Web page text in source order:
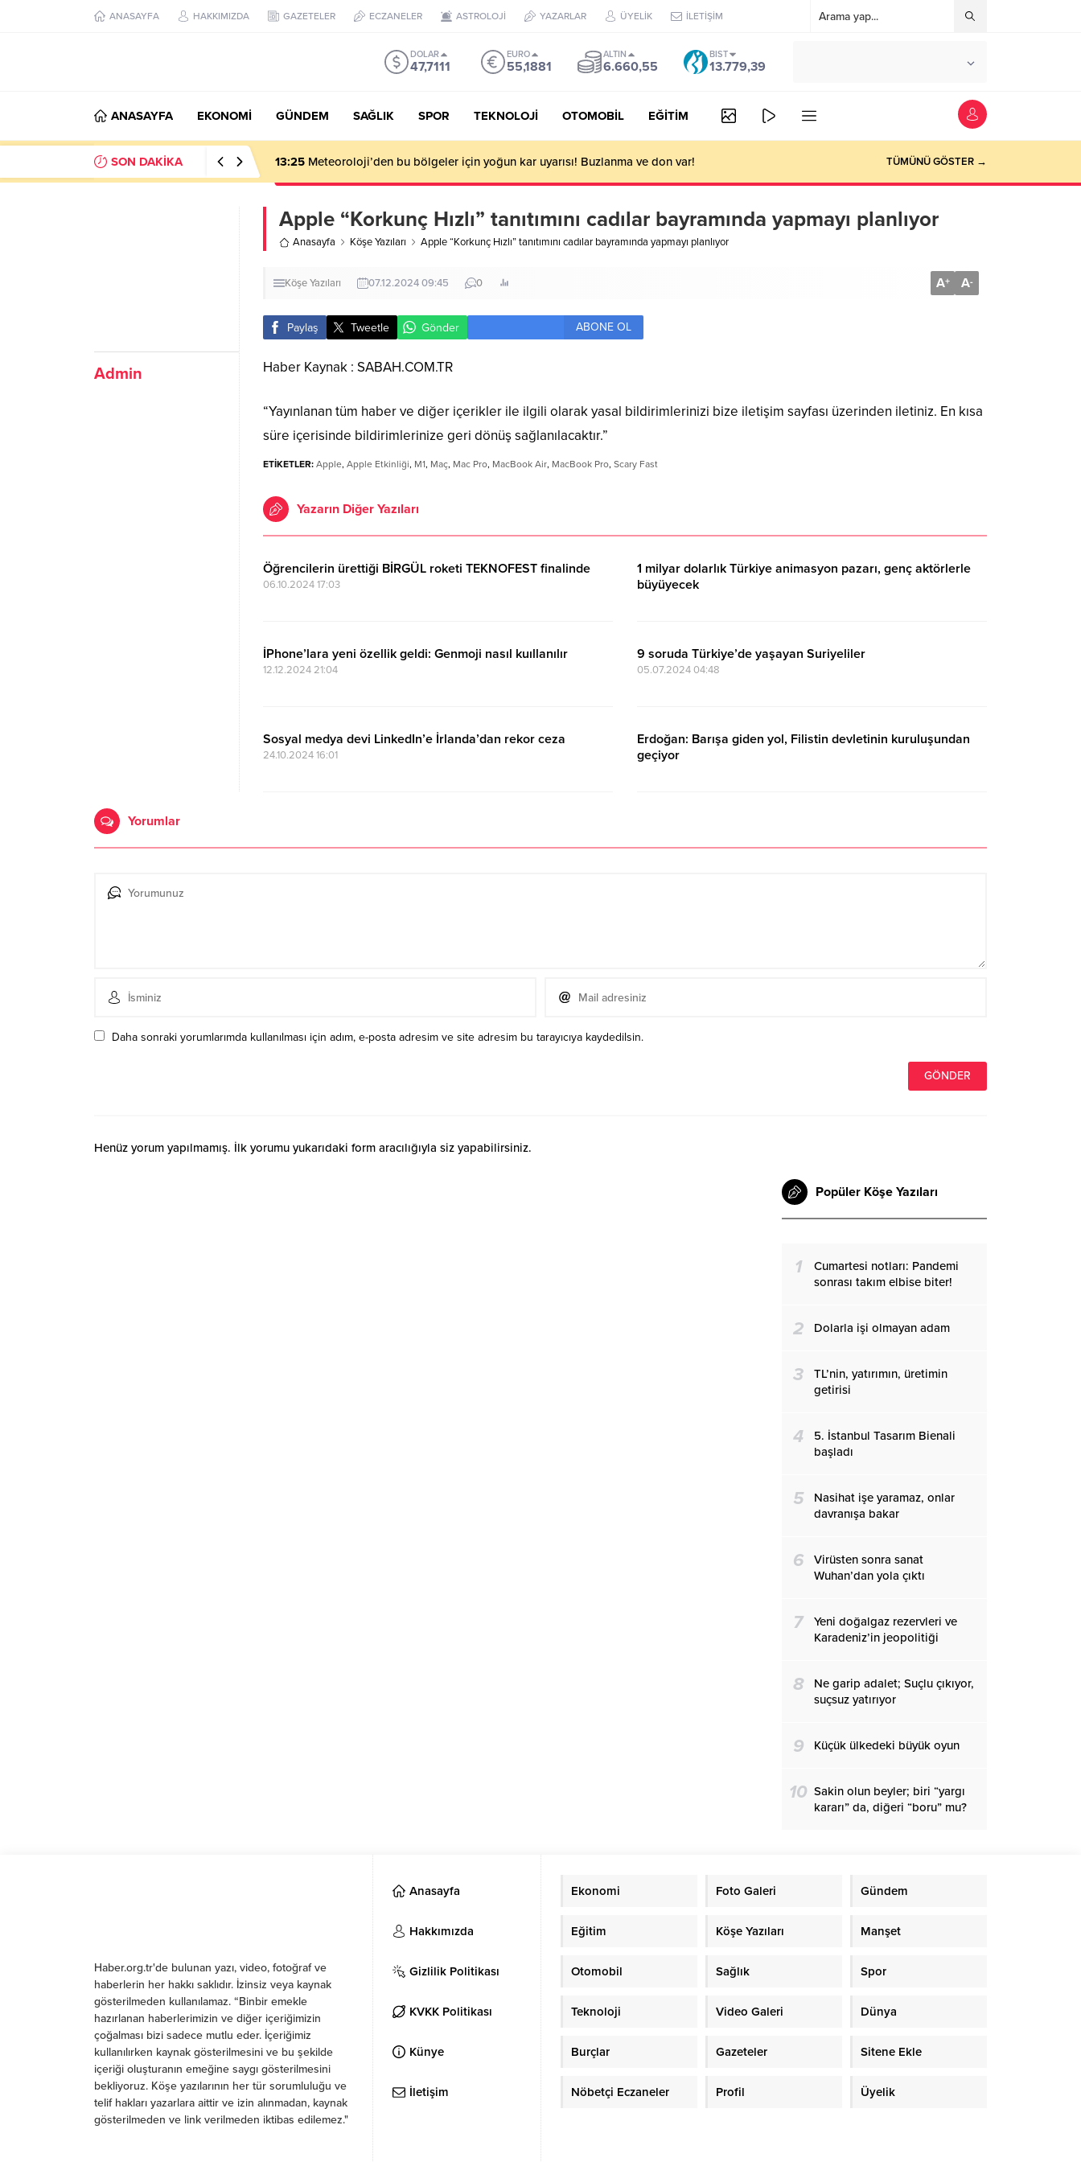
ANASAYFA HAKKIMIZDA GAZETELER ECZANELER ASTROLOJİ YAZARLAR ÜYELİK İLETİŞİM
DOLAR
47,7111
EURO
55,1881
ALTIN
6.660,55
BIST
13.779,39
ANASAYFA EKONOMİ GÜNDEM SAĞLIK SPOR TEKNOLOJİ OTOMOBİL EĞİTİM
SON DAKİKA 13:25 Meteoroloji’den bu bölgeler için yoğun kar uyarısı! Buzlanma ve don var! TÜMÜNÜ GÖSTER →
Admin
Apple “Korkunç Hızlı” tanıtımını cadılar bayramında yapmayı planlıyor
Anasayfa Köşe Yazıları Apple “Korkunç Hızlı” tanıtımını cadılar bayramında yapmayı planlıyor
Köşe Yazıları 07.12.2024 09:45 0 A+ A-
Paylaş Tweetle Gönder ABONE OL
Haber Kaynak : SABAH.COM.TR
“Yayınlanan tüm haber ve diğer içerikler ile ilgili olarak yasal bildirimlerinizi bize iletişim sayfası üzerinden iletiniz. En kısa
süre içerisinde bildirimlerinize geri dönüş sağlanılacaktır.”
ETİKETLER: Apple, Apple Etkinliği, M1, Maç, Mac Pro, MacBook Air, MacBook Pro, Scary Fast
Yazarın Diğer Yazıları
Öğrencilerin ürettiği BİRGÜL roketi TEKNOFEST finalinde
06.10.2024 17:03
1 milyar dolarlık Türkiye animasyon pazarı, genç aktörlerle
büyüyecek
İPhone’lara yeni özellik geldi: Genmoji nasıl kuıllanılır
12.12.2024 21:04
9 soruda Türkiye’de yaşayan Suriyeliler
05.07.2024 04:48
Sosyal medya devi LinkedIn’e İrlanda’dan rekor ceza
24.10.2024 16:01
Erdoğan: Barışa giden yol, Filistin devletinin kuruluşundan
geçiyor
Yorumlar
Daha sonraki yorumlarımda kullanılması için adım, e-posta adresim ve site adresim bu tarayıcıya kaydedilsin.
Henüz yorum yapılmamış. İlk yorumu yukarıdaki form aracılığıyla siz yapabilirsiniz.
Popüler Köşe Yazıları
1
Cumartesi notları: Pandemi
sonrası takım elbise biter!
2 Dolarla işi olmayan adam
3
TL’nin, yatırımın, üretimin
getirisi
4
5. İstanbul Tasarım Bienali
başladı
5
Nasihat işe yaramaz, onlar
davranışa bakar
6
Virüsten sonra sanat
Wuhan’dan yola çıktı
7
Yeni doğalgaz rezervleri ve
Karadeniz’in jeopolitiği
8
Ne garip adalet; Suçlu çıkıyor,
suçsuz yatırıyor
9 Küçük ülkedeki büyük oyun
10 Sakin olun beyler; biri “yargı
kararı” da, diğeri “boru” mu?
Haber.org.tr'de bulunan yazı, video, fotoğraf ve
haberlerin her hakkı saklıdır. İzinsiz veya kaynak
gösterilmeden kullanılamaz. “Binbir emekle
hazırlanan haberlerimizin ve diğer içeriğimizin
çoğalması bizi sadece mutlu eder. İçeriğimiz
kullanılırken kaynak gösterilmesini ve bu şekilde
içeriği oluşturanın emeğine saygı gösterilmesini
bekliyoruz. Köşe yazılarının her tür sorumluluğu ve
telif hakları yazarlara aittir ve izin alınmadan, kaynak
gösterilmeden ve link verilmeden iktibas edilemez."
Anasayfa
Hakkımızda
Gizlilik Politikası
KVKK Politikası
Künye
İletişim
Ekonomi Foto Galeri Gündem
Eğitim Köşe Yazıları Manşet
Otomobil Sağlık Spor
Teknoloji Video Galeri Dünya
Burçlar Gazeteler Sitene Ekle
Nöbetçi Eczaneler Profil Üyelik